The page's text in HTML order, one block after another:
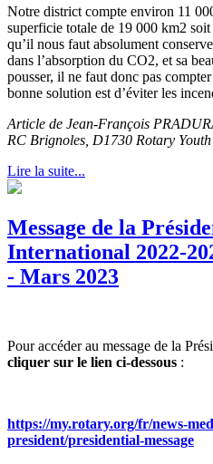
Notre district compte environ 11
superficie totale de 19 000 km2
qu’il nous faut absolument
dans l’absorption du CO2, et sa
pousser, il ne faut donc pas
bonne solution est d’éviter les
Article de Jean-François
RC Brignoles, D1730 Rotary
Lire la suite...
Message de la
International 2022-
- Mars 2023
Pour accéder au message de la
cliquer sur le lien ci-dessous :
https://my.rotary.org/fr/news-
president/presidential-message